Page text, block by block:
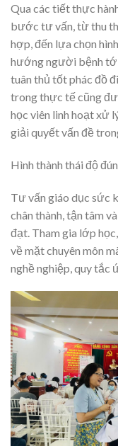
Qua các tiết thực
bước tư vấn, từ thu
hợp, đến lựa chọn
hướng người bệnh
tuân thủ tốt phác đồ
trong thực tế cũng
học viên linh hoạt xử
giải quyết vấn đề
Hình thành thái độ
Tư vấn giáo dục sức
chân thành, tận tâm
đạt. Tham gia lớp
về mặt chuyên môn
nghề nghiệp, quy tắc